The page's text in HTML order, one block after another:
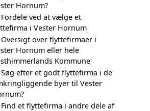
Hornum?
Fordele ved at vælge et
i Vester Hornum
Oversigt over flyttefirmaer i
Hornum eller hele
Kommune
Søg efter et godt flyttefirma i de
byer til Vester
Find et flyttefirma i andre dele af